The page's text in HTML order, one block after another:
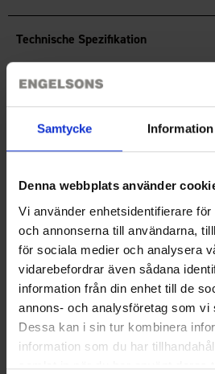
Samtycke Information
Denna webbplats använder
Vi använder enhetsidentifierare
och annonserna till användarna,
för sociala medier och analysera
vidarebefordrar även sådana
information från din enhet till de
annons- och analysföretag som vi
Dessa kan i sin tur kombinera
information som du har
samlat in när du har använt deras
Technische Spezifikation
Bewertungen
Grillspieß niHolzgriff